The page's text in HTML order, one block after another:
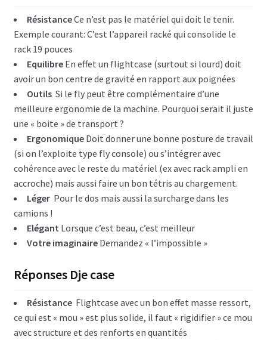
RésistanceCe n’est pas le matériel qui doit le tenir.
Exemple courant: C’est l’appareil racké qui consolide le
rack 19 pouces
EquilibreEn effet un flightcase (surtout si lourd) doit
avoir un bon centre de gravité en rapport aux poignées
OutilsSi le fly peut être complémentaire d’une
meilleure ergonomie de la machine. Pourquoi serait il juste
une « boite » de transport ?
ErgonomiqueDoit donner une bonne posture de travail
(si on l’exploite type fly console) ou s’intégrer avec
cohérence avec le reste du matériel (ex avec rack ampli en
accroche) mais aussi faire un bon tétris au chargement.
Léger Pour le dos mais aussi la surcharge dans les
camions !
Elégant Lorsque c’est beau, c’est meilleur
Votre imaginaireDemandez « l’impossible »
Réponses Dje case
RésistanceFlightcase avec un bon effet masse ressort,
ce qui est « mou » est plus solide, il faut « rigidifier » ce mou
avec structure et des renforts en quantités